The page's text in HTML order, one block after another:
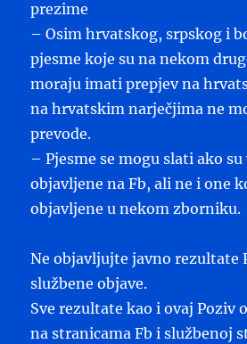
prezime
– Osim hrvatskog, srpskog i
pjesme koje su na nekom
moraju imati prepjev na
na hrvatskim narječjima ne
prevode.
– Pjesme se mogu slati ako su
objavljene na Fb, ali ne i one
objavljene u nekom zborniku.
Ne objavljujte javno rezultate
službene objave.
Sve rezultate kao i ovaj Poziv
na stranicama Fb i službenoj